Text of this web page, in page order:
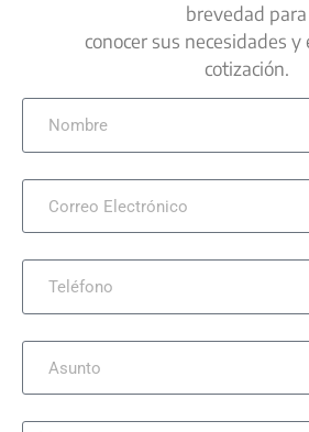
brevedad para
conocer sus necesidades
cotización.